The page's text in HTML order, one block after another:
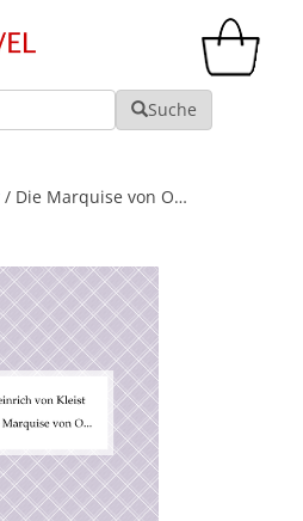
Suche
/ Die Marquise von O…